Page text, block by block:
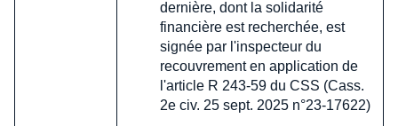
dernière, dont la solidarité
financière est recherchée, est
signée par l'inspecteur du
recouvrement en application de
l'article R 243-59 du CSS (Cass.
2e civ. 25 sept. 2025 n°23-17622)